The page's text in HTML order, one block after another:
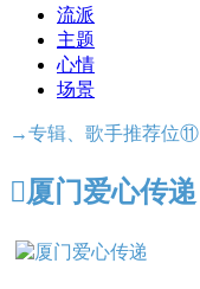
流派
主题
心情
场景
→专辑、歌手推荐位⑪
厦门爱心传递